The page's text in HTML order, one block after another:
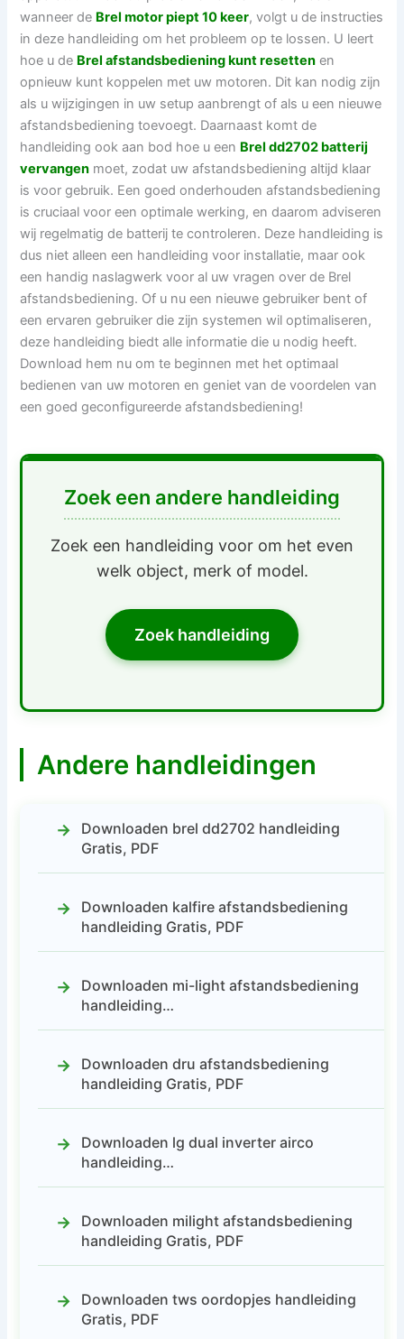
wanneer de Brel motor piept 10 keer, volgt u de instructies
in deze handleiding om het probleem op te lossen. U leert
hoe u de Brel afstandsbediening kunt resetten en
opnieuw kunt koppelen met uw motoren. Dit kan nodig zijn
als u wijzigingen in uw setup aanbrengt of als u een nieuwe
afstandsbediening toevoegt. Daarnaast komt de
handleiding ook aan bod hoe u een Brel dd2702 batterij
vervangen moet, zodat uw afstandsbediening altijd klaar
is voor gebruik. Een goed onderhouden afstandsbediening
is cruciaal voor een optimale werking, en daarom adviseren
wij regelmatig de batterij te controleren. Deze handleiding is
dus niet alleen een handleiding voor installatie, maar ook
een handig naslagwerk voor al uw vragen over de Brel
afstandsbediening. Of u nu een nieuwe gebruiker bent of
een ervaren gebruiker die zijn systemen wil optimaliseren,
deze handleiding biedt alle informatie die u nodig heeft.
Download hem nu om te beginnen met het optimaal
bedienen van uw motoren en geniet van de voordelen van
een goed geconfigureerde afstandsbediening!
Zoek een andere handleiding
Zoek een handleiding voor om het even
welk object, merk of model.
Zoek handleiding
Andere handleidingen
Downloaden brel dd2702 handleiding
Gratis, PDF
Downloaden kalfire afstandsbediening
handleiding Gratis, PDF
Downloaden mi-light afstandsbediening
handleiding…
Downloaden dru afstandsbediening
handleiding Gratis, PDF
Downloaden lg dual inverter airco
handleiding…
Downloaden milight afstandsbediening
handleiding Gratis, PDF
Downloaden tws oordopjes handleiding
Gratis, PDF